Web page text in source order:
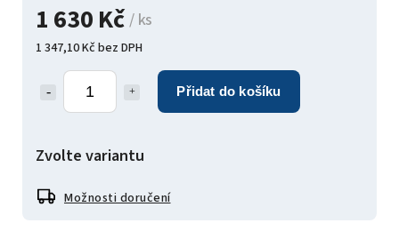
1 630 Kč/ ks
1 347,10 Kč bez DPH
Přidat do košíku
Zvolte variantu
Možnosti doručení